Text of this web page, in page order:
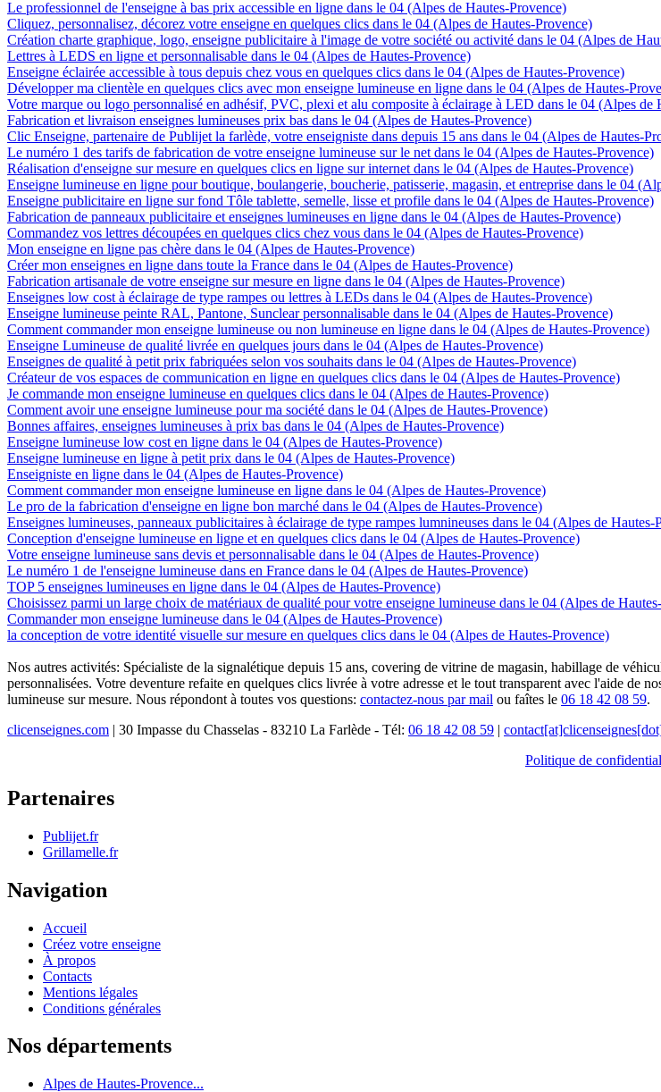
Le professionnel de l'enseigne à bas prix accessible en ligne dans le 04 (Alpes de Hautes-Provence)
Cliquez, personnalisez, décorez votre enseigne en quelques clics dans le 04 (Alpes de Hautes-Provence)
Création charte graphique, logo, enseigne publicitaire à l'image de votre société ou activité dans le 04 (Alpes de
Lettres à LEDS en ligne et personnalisable dans le 04 (Alpes de Hautes-Provence)
Enseigne éclairée accessible à tous depuis chez vous en quelques clics dans le 04 (Alpes de Hautes-Provence)
Développer ma clientèle en quelques clics avec mon enseigne lumineuse en ligne dans le 04 (Alpes de Hautes-
Votre marque ou logo personnalisé en adhésif, PVC, plexi et alu composite à éclairage à LED dans le 04 (Alpes de
Fabrication et livraison enseignes lumineuses prix bas dans le 04 (Alpes de Hautes-Provence)
Clic Enseigne, partenaire de Publijet la farlède, votre enseigniste dans depuis 15 ans dans le 04 (Alpes de Hautes-
Le numéro 1 des tarifs de fabrication de votre enseigne lumineuse sur le net dans le 04 (Alpes de Hautes-Provence)
Réalisation d'enseigne sur mesure en quelques clics en ligne sur internet dans le 04 (Alpes de Hautes-Provence)
Enseigne lumineuse en ligne pour boutique, boulangerie, boucherie, patisserie, magasin, et entreprise dans le 04
Enseigne publicitaire en ligne sur fond Tôle tablette, semelle, lisse et profile dans le 04 (Alpes de Hautes-Provence)
Fabrication de panneaux publicitaire et enseignes lumineuses en ligne dans le 04 (Alpes de Hautes-Provence)
Commandez vos lettres découpées en quelques clics chez vous dans le 04 (Alpes de Hautes-Provence)
Mon enseigne en ligne pas chère dans le 04 (Alpes de Hautes-Provence)
Créer mon enseignes en ligne dans toute la France dans le 04 (Alpes de Hautes-Provence)
Fabrication artisanale de votre enseigne sur mesure en ligne dans le 04 (Alpes de Hautes-Provence)
Enseignes low cost à éclairage de type rampes ou lettres à LEDs dans le 04 (Alpes de Hautes-Provence)
Enseigne lumineuse peinte RAL, Pantone, Sunclear personnalisable dans le 04 (Alpes de Hautes-Provence)
Comment commander mon enseigne lumineuse ou non lumineuse en ligne dans le 04 (Alpes de Hautes-Provence)
Enseigne Lumineuse de qualité livrée en quelques jours dans le 04 (Alpes de Hautes-Provence)
Enseignes de qualité à petit prix fabriquées selon vos souhaits dans le 04 (Alpes de Hautes-Provence)
Créateur de vos espaces de communication en ligne en quelques clics dans le 04 (Alpes de Hautes-Provence)
Je commande mon enseigne lumineuse en quelques clics dans le 04 (Alpes de Hautes-Provence)
Comment avoir une enseigne lumineuse pour ma société dans le 04 (Alpes de Hautes-Provence)
Bonnes affaires, enseignes lumineuses à prix bas dans le 04 (Alpes de Hautes-Provence)
Enseigne lumineuse low cost en ligne dans le 04 (Alpes de Hautes-Provence)
Enseigne lumineuse en ligne à petit prix dans le 04 (Alpes de Hautes-Provence)
Enseigniste en ligne dans le 04 (Alpes de Hautes-Provence)
Comment commander mon enseigne lumineuse en ligne dans le 04 (Alpes de Hautes-Provence)
Le pro de la fabrication d'enseigne en ligne bon marché dans le 04 (Alpes de Hautes-Provence)
Enseignes lumineuses, panneaux publicitaires à éclairage de type rampes lumnineuses dans le 04 (Alpes de Hautes-
Conception d'enseigne lumineuse en ligne et en quelques clics dans le 04 (Alpes de Hautes-Provence)
Votre enseigne lumineuse sans devis et personnalisable dans le 04 (Alpes de Hautes-Provence)
Le numéro 1 de l'enseigne lumineuse dans en France dans le 04 (Alpes de Hautes-Provence)
TOP 5 enseignes lumineuses en ligne dans le 04 (Alpes de Hautes-Provence)
Choisissez parmi un large choix de matériaux de qualité pour votre enseigne lumineuse dans le 04 (Alpes de
Commander mon enseigne lumineuse dans le 04 (Alpes de Hautes-Provence)
la conception de votre identité visuelle sur mesure en quelques clics dans le 04 (Alpes de Hautes-Provence)
Nos autres activités: Spécialiste de la signalétique depuis 15 ans, covering de vitrine de magasin, habillage de
personnalisées. Votre deventure refaite en quelques clics livrée à votre adresse et le tout transparent avec l'aide de
lumineuse sur mesure. Nous répondont à toutes vos questions: contactez-nous par mail ou faîtes le 06 18 42 08 59.
clicenseignes.com | 30 Impasse du Chasselas - 83210 La Farlède - Tél: 06 18 42 08 59 |
Politique de
Partenaires
Publijet.fr
Grillamelle.fr
Navigation
Accueil
Créez votre enseigne
À propos
Contacts
Mentions légales
Conditions générales
Nos départements
Alpes de Hautes-Provence...